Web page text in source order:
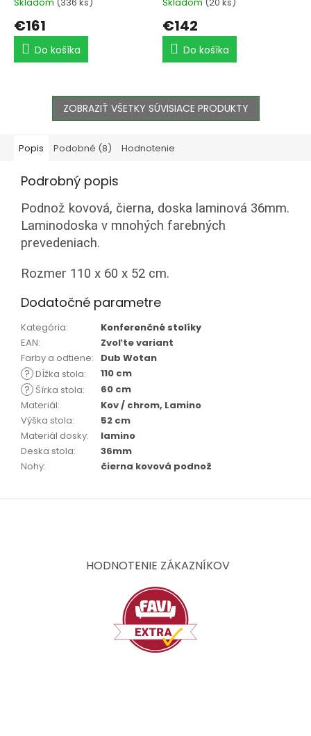
Priemerné
produktu
je
5,0
z
€161
Do košíka
Priemerné
produktu
je
5,0
z
€142
Do košíka
ZOBRAZIŤ VŠETKY SÚVISIACE PRODUKTY
Popis Podobné (8) Hodnotenie
Podrobný popis
Podnož kovová, čierna, doska laminová 36mm.
Laminodoska v mnohých farebných
prevedeniach.
Rozmer 110 x 60 x 52 cm.
Dodatočné parametre
Kategória:
Konferenčné stolíky
EAN:
Zvoľte variant
Farby a odtiene: Dub Wotan
? Dĺžka stola: 110 cm
? Šírka stola:
60 cm
Materiál:
Kov / chrom, Lamino
Výška stola:
52 cm
Materiál dosky:
lamino
Deska stola:
36mm
Nohy: čierna kovová podnož
Z
HODNOTENIE ZÁKAZNÍKOV